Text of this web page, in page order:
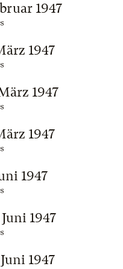
1947
1947
1947
1947
1947
1947
1947